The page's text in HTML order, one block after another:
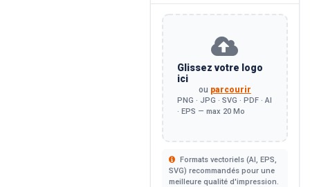
Glissez votre logo
ici
ou parcourir
PNG · JPG · SVG · PDF · AI
· EPS — max 20 Mo
Formats vectoriels (AI, EPS,
SVG) recommandés pour une
meilleure qualité d'impression.